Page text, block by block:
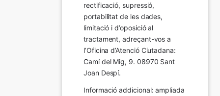
rectificació, supressió,
portabilitat de les dades,
limitació i d’oposició al
tractament, adreçant-vos a
l’Oficina d’Atenció Ciutadana:
Camí del Mig, 9. 08970 Sant
Joan Despí.
Informació addicional: ampliada